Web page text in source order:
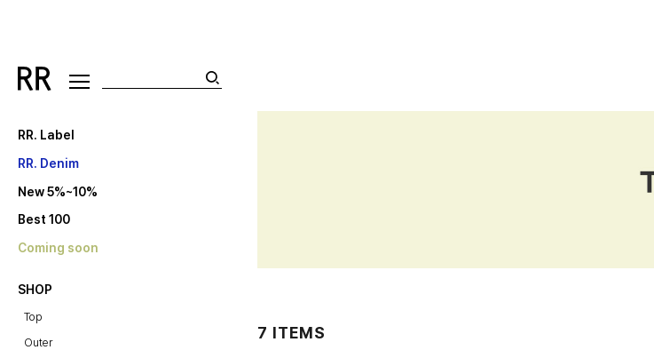
RR. Label
RR. Denim
New 5%~10%
Best 100
Coming soon
SHOP
Top
Outer
7 ITEMS